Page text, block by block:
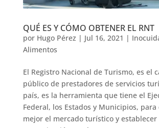
QUÉ ES Y CÓMO OBTENER EL RNT
por Hugo Pérez | Jul 16, 2021 |
Alimentos
El Registro Nacional de Turismo, es el
público de prestadores de servicios
país, es la herramienta que tiene el
Federal, los Estados y Municipios, para
mejor el mercado turístico y establecer